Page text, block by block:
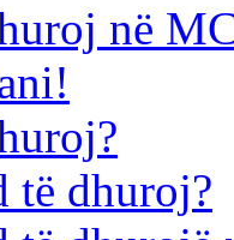
në
të dhuroj?